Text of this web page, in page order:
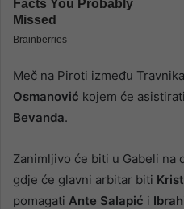
Meč na Piroti između
Osmanović kojem će asistirati
Bevanda.
Zanimljivo će biti u Gabeli na
gdje će glavni arbitar biti
pomagati Ante Salapić i